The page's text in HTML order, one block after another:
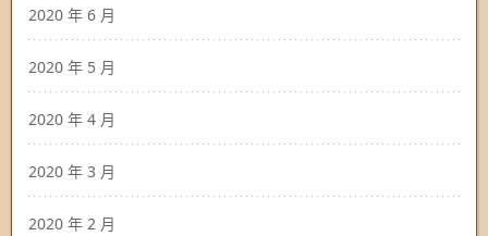
2020 年 6 月
2020 年 5 月
2020 年 4 月
2020 年 3 月
2020 年 2 月